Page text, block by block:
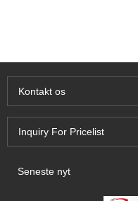
Kontakt os
Inquiry For Pricelist
Seneste nyt